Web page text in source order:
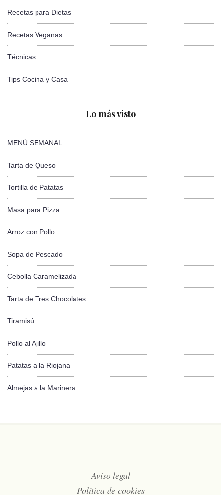
Recetas para Dietas
Recetas Veganas
Técnicas
Tips Cocina y Casa
Lo más visto
MENÚ SEMANAL
Tarta de Queso
Tortilla de Patatas
Masa para Pizza
Arroz con Pollo
Sopa de Pescado
Cebolla Caramelizada
Tarta de Tres Chocolates
Tiramisú
Pollo al Ajillo
Patatas a la Riojana
Almejas a la Marinera
Aviso legal
Política de cookies